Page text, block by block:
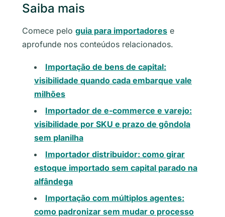
Saiba mais
Comece pelo guia para importadores e
aprofunde nos conteúdos relacionados.
Importação de bens de capital:
visibilidade quando cada embarque vale
milhões
Importador de e-commerce e varejo:
visibilidade por SKU e prazo de gôndola
sem planilha
Importador distribuidor: como girar
estoque importado sem capital parado na
alfândega
Importação com múltiplos agentes:
como padronizar sem mudar o processo